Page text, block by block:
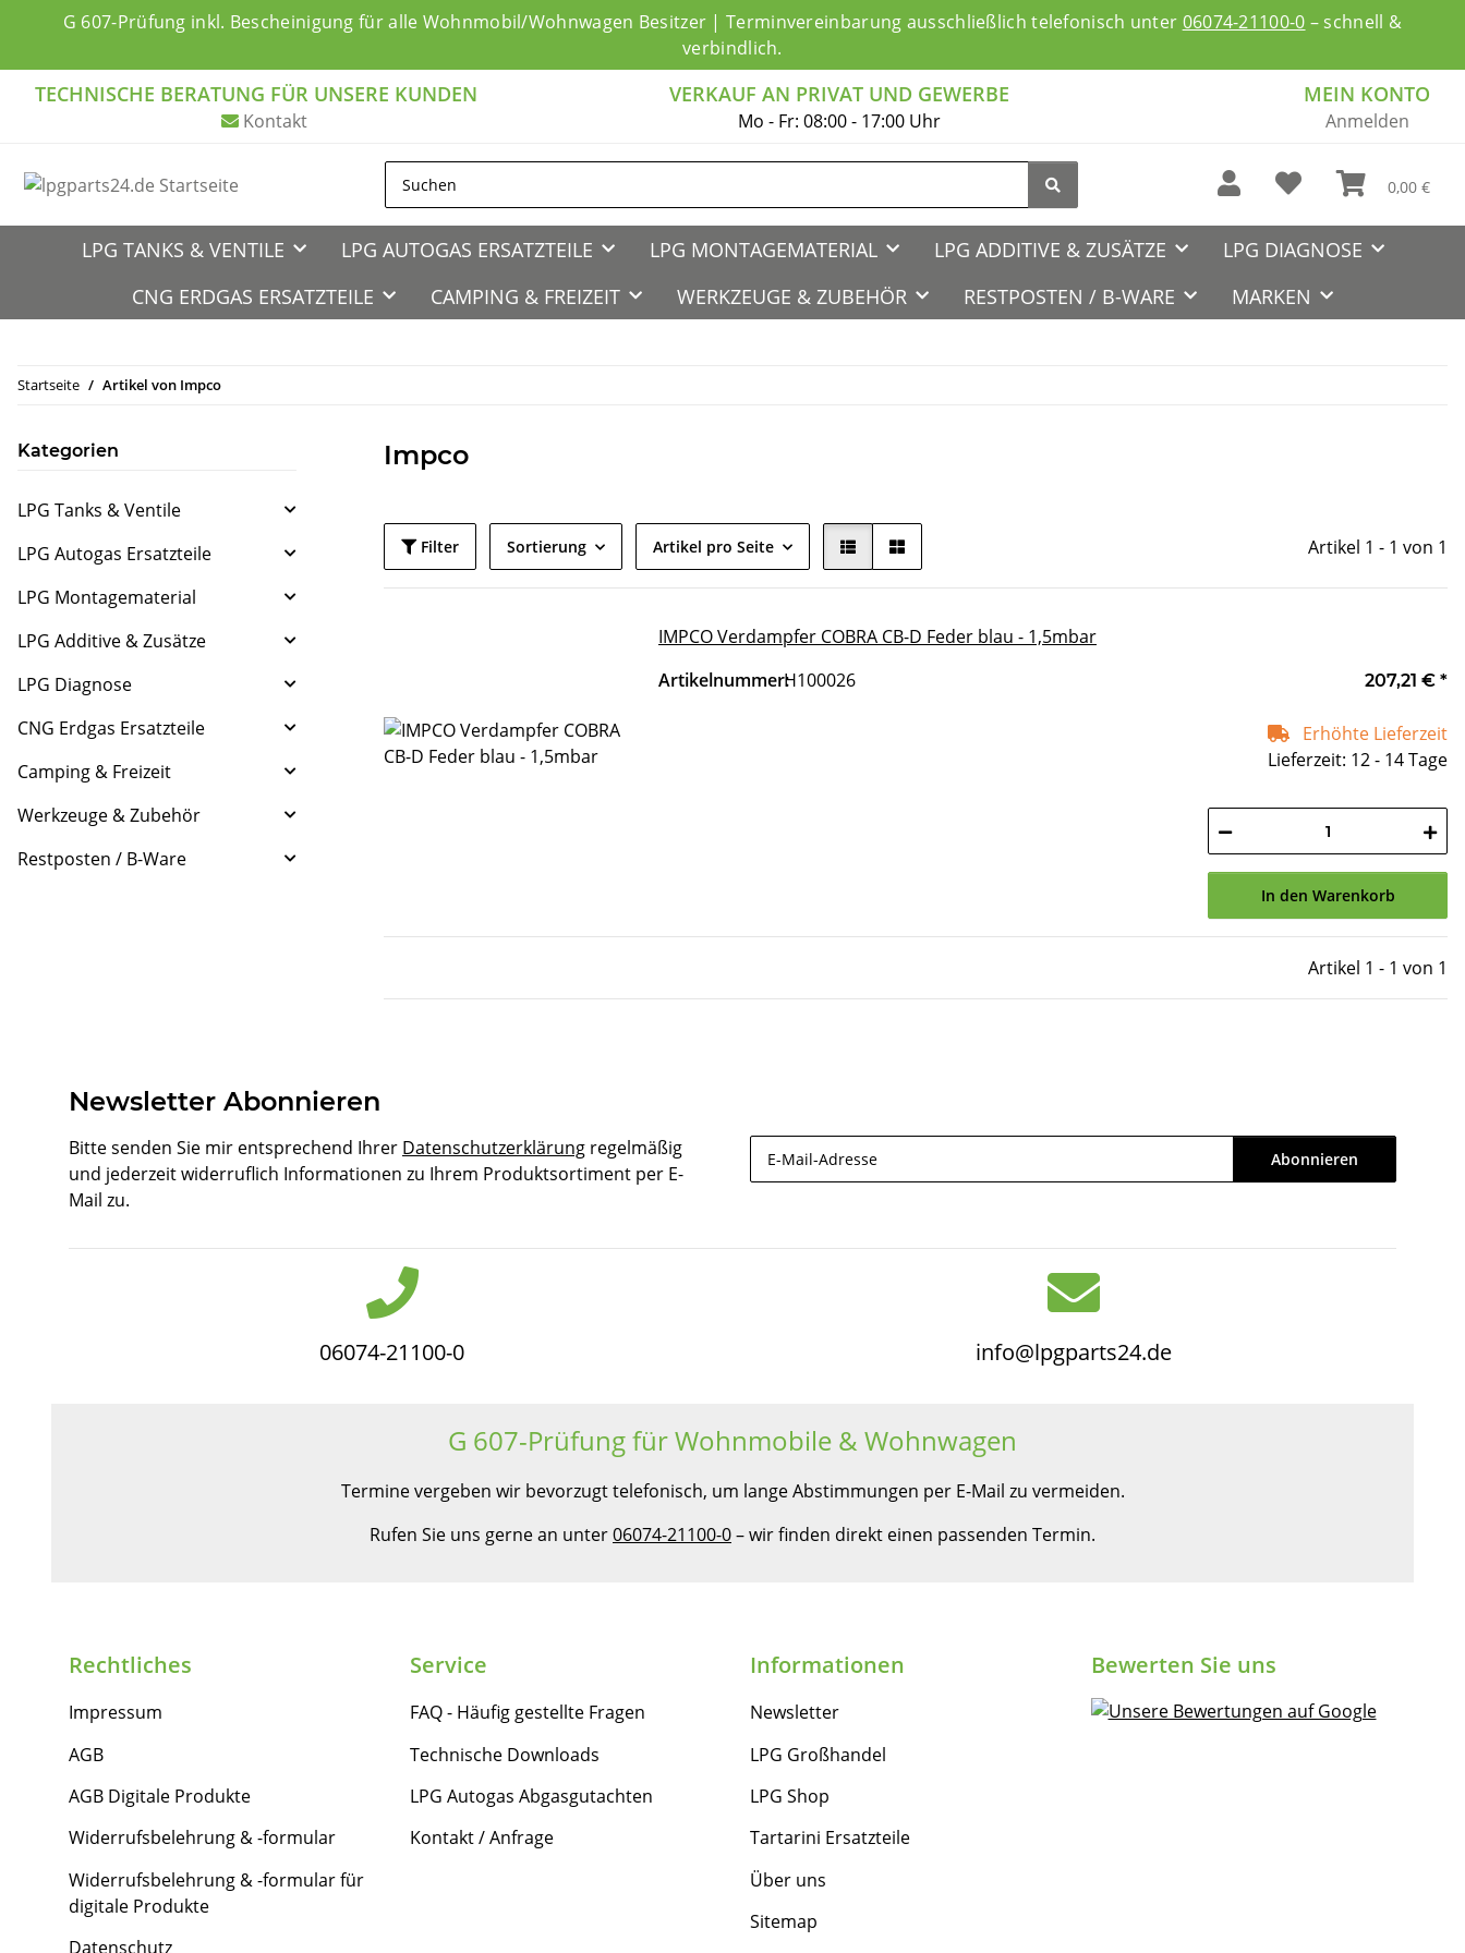
G 607-Prüfung inkl. Bescheinigung für alle Wohnmobil/Wohnwagen Besitzer | Terminvereinbarung ausschließlich telefonisch unter 06074-21100-0 – schnell &
verbindlich.
MEIN KONTO
Anmelden
VERKAUF AN PRIVAT UND GEWERBE
Mo - Fr: 08:00 - 17:00 Uhr
TECHNISCHE BERATUNG FÜR UNSERE KUNDEN
Kontakt
0,00 €
LPG TANKS & VENTILE LPG AUTOGAS ERSATZTEILE LPG MONTAGEMATERIAL LPG ADDITIVE & ZUSÄTZE
LPG DIAGNOSE
CNG ERDGAS ERSATZTEILE
CAMPING & FREIZEIT WERKZEUGE & ZUBEHÖR RESTPOSTEN / B-WARE MARKEN
Startseite Artikel von Impco
Impco
Filter Sortierung Artikel pro Seite Artikel 1 - 1 von 1
IMPCO Verdampfer COBRA CB-D Feder blau - 1,5mbar
Artikelnummer:H100026 207,21 € *
Erhöhte Lieferzeit
Lieferzeit: 12 - 14 Tage
In den Warenkorb
Artikel 1 - 1 von 1
Kategorien
LPG Tanks & Ventile
LPG Autogas Ersatzteile
LPG Montagematerial
LPG Additive & Zusätze
LPG Diagnose
CNG Erdgas Ersatzteile
Camping & Freizeit
Werkzeuge & Zubehör
Restposten / B-Ware
Newsletter Abonnieren
Bitte senden Sie mir entsprechend Ihrer Datenschutzerklärung regelmäßig
und jederzeit widerruflich Informationen zu Ihrem Produktsortiment per E-
Mail zu.
Abonnieren
06074-21100-0 info@lpgparts24.de
G 607-Prüfung für Wohnmobile & Wohnwagen
Termine vergeben wir bevorzugt telefonisch, um lange Abstimmungen per E-Mail zu vermeiden.
Rufen Sie uns gerne an unter06074-21100-0– wir finden direkt einen passenden Termin.
Rechtliches
Impressum
AGB
AGB Digitale Produkte
Widerrufsbelehrung & -formular
Widerrufsbelehrung & -formular für
digitale Produkte
Datenschutz
Service
FAQ - Häufig gestellte Fragen
Technische Downloads
LPG Autogas Abgasgutachten
Kontakt / Anfrage
Informationen
Newsletter
LPG Großhandel
LPG Shop
Tartarini Ersatzteile
Über uns
Sitemap
Bewerten Sie uns